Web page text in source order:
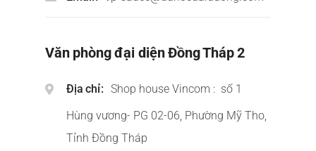
Văn phòng đại diện Đồng Tháp 2
Địa chỉ
Shop house Vincom : số 1
Hùng vương- PG 02-06, Phường Mỹ Tho,
Tỉnh Đồng Tháp